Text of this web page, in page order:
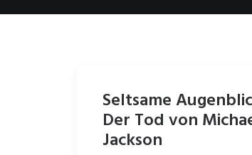
Seltsame
Der Tod von
Jackson